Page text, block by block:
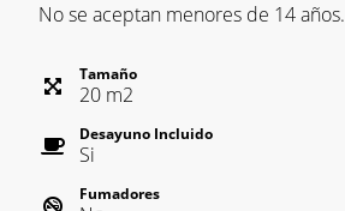
No se aceptan menores de 14 años.
Tamaño
20 m2
Desayuno Incluido
Si
Fumadores